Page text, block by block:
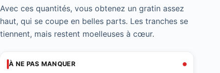
Avec ces quantités, vous obtenez un gratin assez
haut, qui se coupe en belles parts. Les tranches se
tiennent, mais restent moelleuses à cœur.
À NE PAS MANQUER